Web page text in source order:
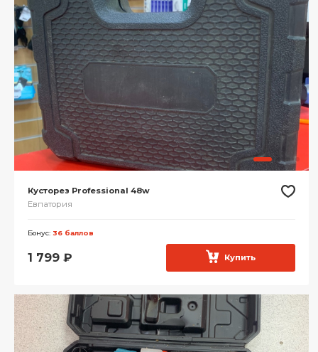
Кусторез Professional 48w
Евпатория
Бонус: 36 баллов
1 799 ₽ Купить